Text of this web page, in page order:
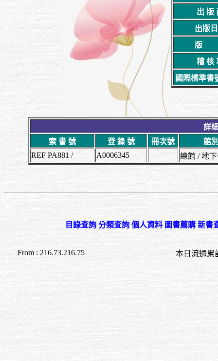
出 版
出版
版
稽 核
國際標準書
詳
索 書 號
登 錄 號 冊次號
館
REF PA881 /
A0006345 總館 / 地
目錄查詢 分類查詢 個人資料 圖書薦購 新書
From : 216.73.216.75 本日流通累計